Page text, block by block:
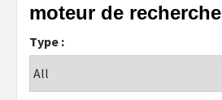
moteur de recherche
Type :